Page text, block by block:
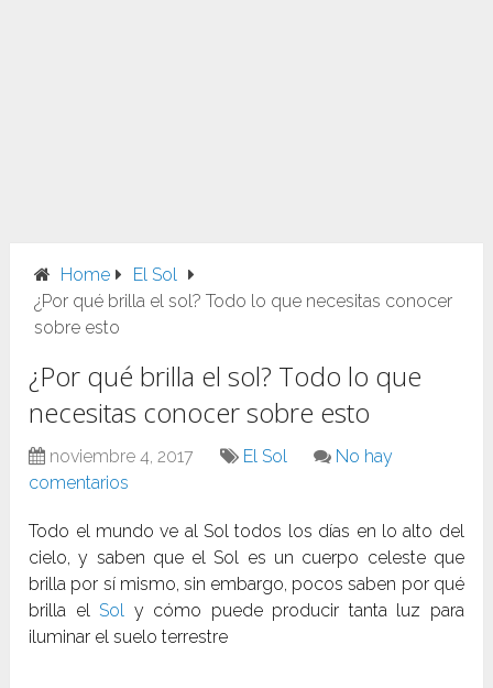
Home
El Sol
¿Por qué brilla el sol? Todo lo que necesitas conocer
sobre esto
¿Por qué brilla el sol? Todo lo que
necesitas conocer sobre esto
noviembre 4, 2017 El Sol
No hay
comentarios
Todo el mundo ve al Sol todos los días en lo alto del
cielo, y saben que el Sol es un cuerpo celeste que
brilla por sí mismo, sin embargo, pocos saben por qué
brilla el Sol y cómo puede producir tanta luz para
iluminar el suelo terrestre